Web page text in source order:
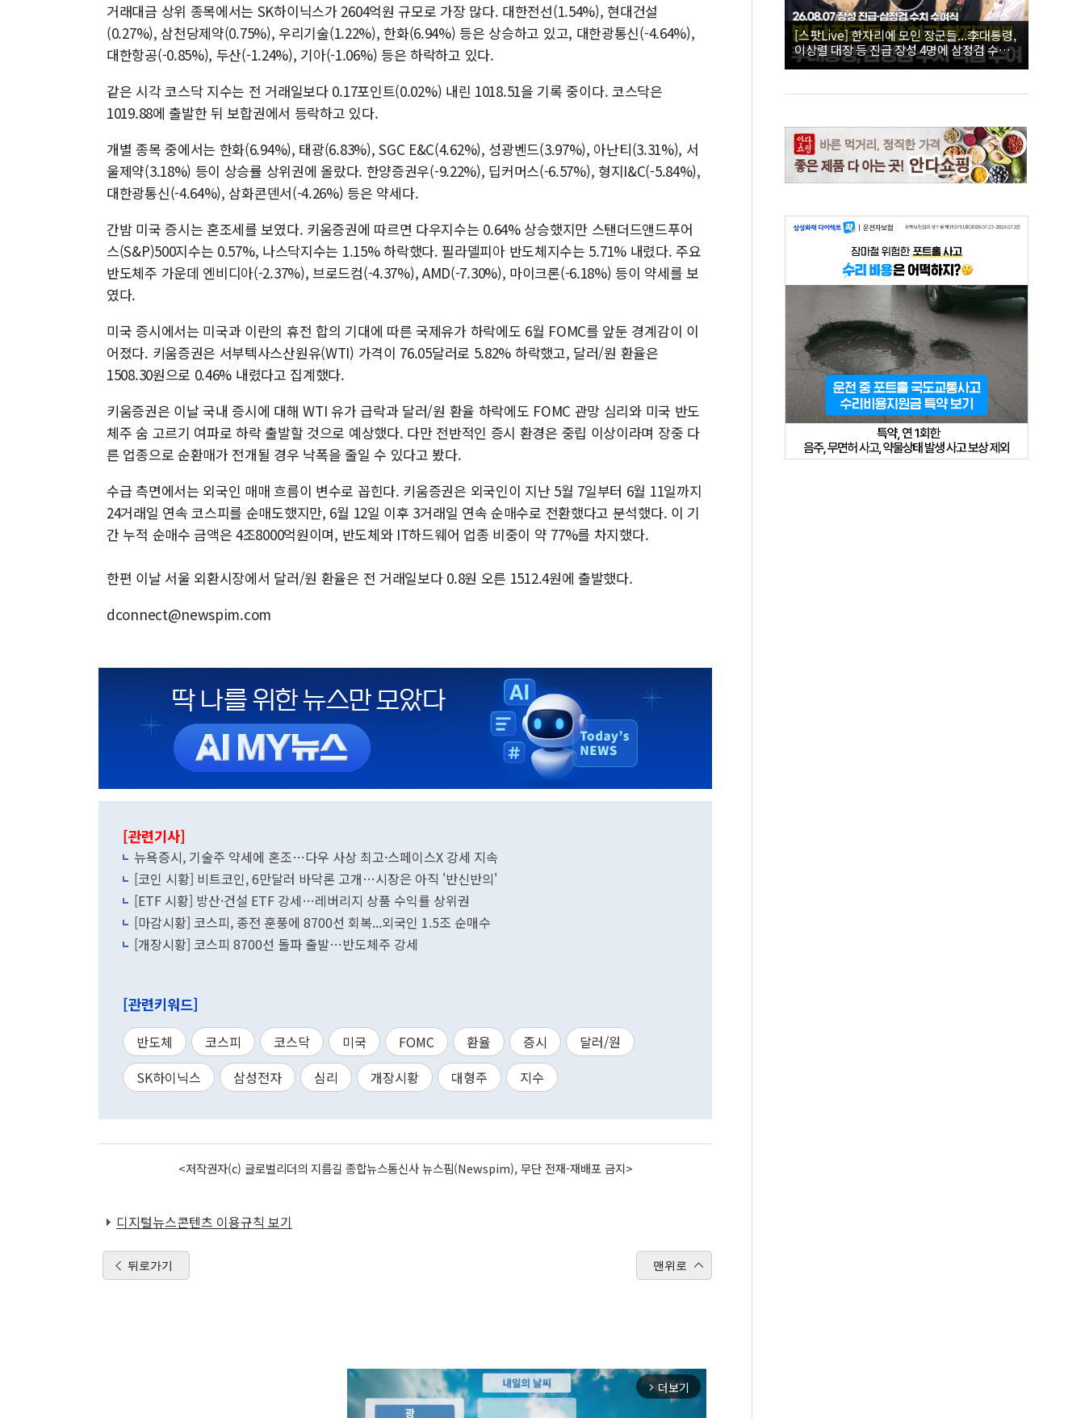
거래대금 상위 종목에서는 SK하이닉스가 2604억원 규모로 가장 많다. 대한전선(1.54%), 현대건설
(0.27%), 삼천당제약(0.75%), 우리기술(1.22%), 한화(6.94%) 등은 상승하고 있고, 대한광통신(-4.64%),
대한항공(-0.85%), 두산(-1.24%), 기아(-1.06%) 등은 하락하고 있다.
같은 시각 코스닥 지수는 전 거래일보다 0.17포인트(0.02%) 내린 1018.51을 기록 중이다. 코스닥은
1019.88에 출발한 뒤 보합권에서 등락하고 있다.
개별 종목 중에서는 한화(6.94%), 태광(6.83%), SGC E&C(4.62%), 성광벤드(3.97%), 아난티(3.31%), 서
울제약(3.18%) 등이 상승률 상위권에 올랐다. 한양증권우(-9.22%), 딥커머스(-6.57%), 형지I&C(-5.84%),
대한광통신(-4.64%), 삼화콘덴서(-4.26%) 등은 약세다.
간밤 미국 증시는 혼조세를 보였다. 키움증권에 따르면 다우지수는 0.64% 상승했지만 스탠더드앤드푸어
스(S&P)500지수는 0.57%, 나스닥지수는 1.15% 하락했다. 필라델피아 반도체지수는 5.71% 내렸다. 주요
반도체주 가운데 엔비디아(-2.37%), 브로드컴(-4.37%), AMD(-7.30%), 마이크론(-6.18%) 등이 약세를 보
였다.
미국 증시에서는 미국과 이란의 휴전 합의 기대에 따른 국제유가 하락에도 6월 FOMC를 앞둔 경계감이 이
어졌다. 키움증권은 서부텍사스산원유(WTI) 가격이 76.05달러로 5.82% 하락했고, 달러/원 환율은
1508.30원으로 0.46% 내렸다고 집계했다.
키움증권은 이날 국내 증시에 대해 WTI 유가 급락과 달러/원 환율 하락에도 FOMC 관망 심리와 미국 반도
체주 숨 고르기 여파로 하락 출발할 것으로 예상했다. 다만 전반적인 증시 환경은 중립 이상이라며 장중 다
른 업종으로 순환매가 전개될 경우 낙폭을 줄일 수 있다고 봤다.
수급 측면에서는 외국인 매매 흐름이 변수로 꼽힌다. 키움증권은 외국인이 지난 5월 7일부터 6월 11일까지
24거래일 연속 코스피를 순매도했지만, 6월 12일 이후 3거래일 연속 순매수로 전환했다고 분석했다. 이 기
간 누적 순매수 금액은 4조8000억원이며, 반도체와 IT하드웨어 업종 비중이 약 77%를 차지했다.
한편 이날 서울 외환시장에서 달러/원 환율은 전 거래일보다 0.8원 오른 1512.4원에 출발했다.
dconnect@newspim.com
[관련기사]
뉴욕증시, 기술주 약세에 혼조…다우 사상 최고·스페이스X 강세 지속
[코인 시황] 비트코인, 6만달러 바닥론 고개…시장은 아직 '반신반의'
[ETF 시황] 방산·건설 ETF 강세…레버리지 상품 수익률 상위권
[마감시황] 코스피, 종전 훈풍에 8700선 회복...외국인 1.5조 순매수
[개장시황] 코스피 8700선 돌파 출발…반도체주 강세
[관련키워드]
반도체 코스피 코스닥 미국 FOMC 환율 증시
달러/원
SK하이닉스
삼성전자 심리 개장시황 대형주 지수
<저작권자(c) 글로벌리더의 지름길 종합뉴스통신사 뉴스핌(Newspim), 무단 전재-재배포 금지>
디지털뉴스콘텐츠 이용규칙 보기
뒤로가기 맨위로
arrow_forward_ios 더보기
[스팟Live] 한자리에 모인 장군들...李대통령,
이상렬 대장 등 진급 장성 4명에 삼정검 수치
직접 수여｜26.08.07 장성 진급·삼정검 수치